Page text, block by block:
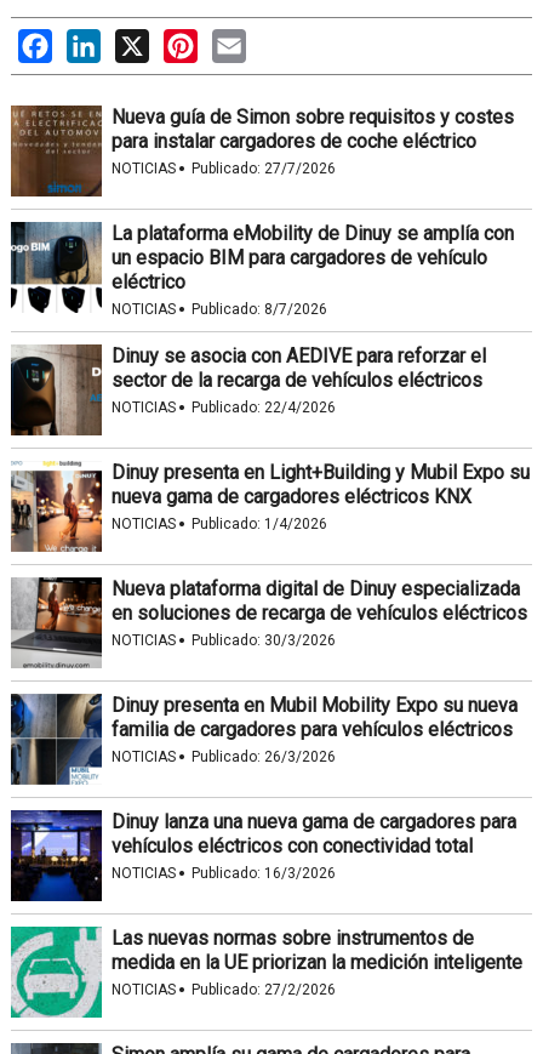
FacebookLinkedIn
X PinterestEmail
Nueva guía de Simon sobre requisitos y costes
para instalar cargadores de coche eléctrico
NOTICIAS · Publicado: 27/7/2026
La plataforma eMobility de Dinuy se amplía con
un espacio BIM para cargadores de vehículo
eléctrico
NOTICIAS · Publicado: 8/7/2026
Dinuy se asocia con AEDIVE para reforzar el
sector de la recarga de vehículos eléctricos
NOTICIAS · Publicado: 22/4/2026
Dinuy presenta en Light+Building y Mubil Expo su
nueva gama de cargadores eléctricos KNX
NOTICIAS · Publicado: 1/4/2026
Nueva plataforma digital de Dinuy especializada
en soluciones de recarga de vehículos eléctricos
NOTICIAS · Publicado: 30/3/2026
Dinuy presenta en Mubil Mobility Expo su nueva
familia de cargadores para vehículos eléctricos
NOTICIAS · Publicado: 26/3/2026
Dinuy lanza una nueva gama de cargadores para
vehículos eléctricos con conectividad total
NOTICIAS · Publicado: 16/3/2026
Las nuevas normas sobre instrumentos de
medida en la UE priorizan la medición inteligente
NOTICIAS · Publicado: 27/2/2026